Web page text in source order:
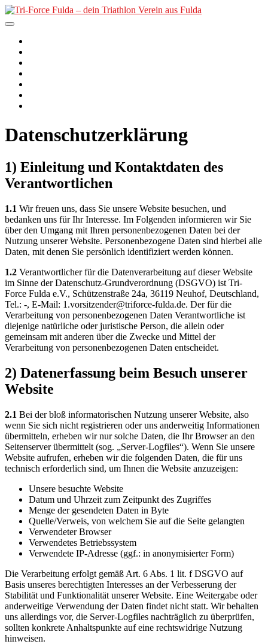
Skip
to
Tri-Force Fulda – dein
Triathlon Verein aus Fulda
Datenschutzerklärung
1) Einleitung und Kontaktdaten des
Verantwortlichen
1.1 Wir freuen uns, dass Sie unsere Website besuchen, und
bedanken uns für Ihr Interesse. Im Folgenden informieren wir Sie
über den Umgang mit Ihren personenbezogenen Daten bei der
Nutzung unserer Website. Personenbezogene Daten sind hierbei alle
Daten, mit denen Sie persönlich identifiziert werden können.
1.2 Verantwortlicher für die Datenverarbeitung auf dieser Website
im Sinne der Datenschutz-Grundverordnung (DSGVO) ist Tri-
Force Fulda e.V., Schützenstraße 24a, 36119 Neuhof, Deutschland,
Tel.: -, E-Mail: 1.vorsitzender@triforce-fulda.de. Der für die
Verarbeitung von personenbezogenen Daten Verantwortliche ist
diejenige natürliche oder juristische Person, die allein oder
gemeinsam mit anderen über die Zwecke und Mittel der
Verarbeitung von personenbezogenen Daten entscheidet.
2) Datenerfassung beim Besuch unserer
Website
2.1 Bei der bloß informatorischen Nutzung unserer Website, also
wenn Sie sich nicht registrieren oder uns anderweitig Informationen
übermitteln, erheben wir nur solche Daten, die Ihr Browser an den
Seitenserver übermittelt (sog. „Server-Logfiles“). Wenn Sie unsere
Website aufrufen, erheben wir die folgenden Daten, die für uns
technisch erforderlich sind, um Ihnen die Website anzuzeigen:
Unsere besuchte Website
Datum und Uhrzeit zum Zeitpunkt des Zugriffes
Menge der gesendeten Daten in Byte
Quelle/Verweis, von welchem Sie auf die Seite gelangten
Verwendeter Browser
Verwendetes Betriebssystem
Verwendete IP-Adresse (ggf.: in anonymisierter Form)
Die Verarbeitung erfolgt gemäß Art. 6 Abs. 1 lit. f DSGVO auf
Basis unseres berechtigten Interesses an der Verbesserung der
Stabilität und Funktionalität unserer Website. Eine Weitergabe oder
anderweitige Verwendung der Daten findet nicht statt. Wir behalten
uns allerdings vor, die Server-Logfiles nachträglich zu überprüfen,
sollten konkrete Anhaltspunkte auf eine rechtswidrige Nutzung
hinweisen.